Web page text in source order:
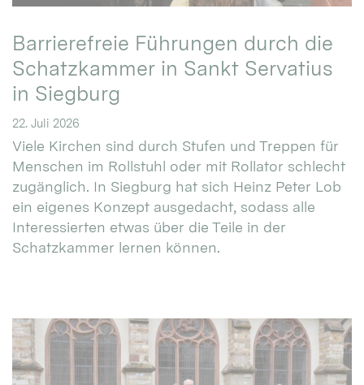
Barrierefreie Führungen durch die
Schatzkammer in Sankt Servatius
in Siegburg
22. Juli 2026
Viele Kirchen sind durch Stufen und Treppen für
Menschen im Rollstuhl oder mit Rollator schlecht
zugänglich. In Siegburg hat sich Heinz Peter Lob
ein eigenes Konzept ausgedacht, sodass alle
Interessierten etwas über die Teile in der
Schatzkammer lernen können.